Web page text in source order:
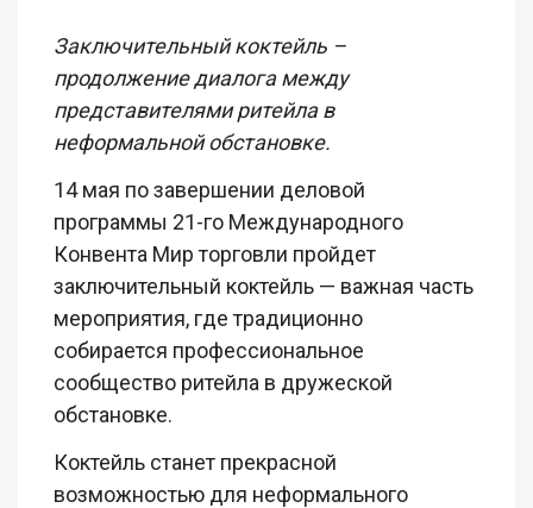
Заключительный коктейль –
продолжение диалога между
представителями ритейла в
неформальной обстановке.
14 мая по завершении деловой
программы 21-го Международного
Конвента Мир торговли пройдет
заключительный коктейль — важная часть
мероприятия, где традиционно
собирается профессиональное
сообщество ритейла в дружеской
обстановке.
Коктейль станет прекрасной
возможностью для неформального